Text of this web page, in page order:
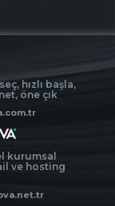
hızlı başla,
öne çık
kurumsal
ve hosting